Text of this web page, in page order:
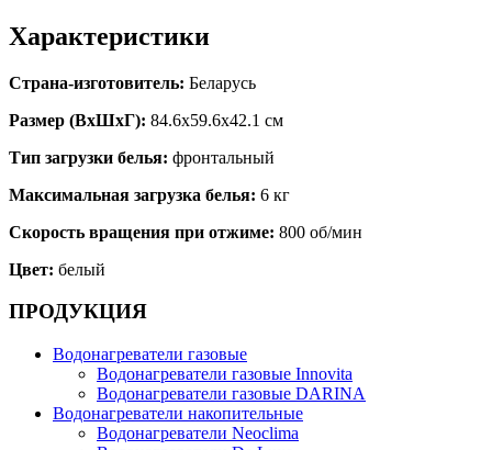
Характеристики
Страна-изготовитель: Беларусь
Размер (ВхШхГ): 84.6x59.6x42.1 см
Тип загрузки белья: фронтальный
Максимальная загрузка белья: 6 кг
Скорость вращения при отжиме: 800 об/мин
Цвет: белый
ПРОДУКЦИЯ
Водонагреватели газовые
Водонагреватели газовые Innovita
Водонагреватели газовые DARINA
Водонагреватели накопительные
Водонагреватели Neoclima